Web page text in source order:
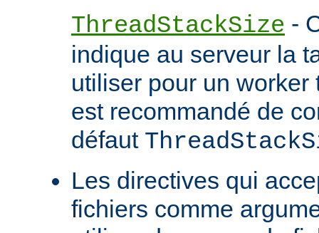
ThreadStackSize -
indique au serveur la
utiliser pour un
est recommandé de
défaut
Les directives qui
fichiers comme